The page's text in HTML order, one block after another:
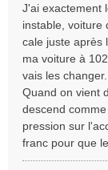
g
e
J'ai exactement
instable, voiture
cale juste après
ma voiture à
vais les changer.
Quand on vient
descend
pression sur
franc pour que